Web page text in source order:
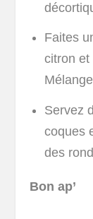
Faites
citron et
Servez
coques
des
Bon ap’